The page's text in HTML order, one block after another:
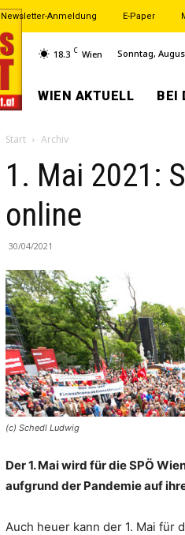
Newsletter-Anmeldung E-Paper
18.3 C Wien Sonntag,
WIEN AKTUELL BEI
Start Archiv
1. Mai 2021:
online
30/04/2021
(c) Schedl Ludwig
Der 1. Mai wird für die SPÖ
aufgrund der Pandemie auf
Auch heuer kann der 1. Mai für